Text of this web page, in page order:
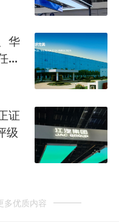
华
何
证
级
多优质内容